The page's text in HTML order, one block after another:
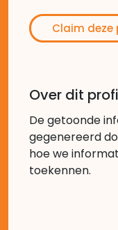
Claim deze
Over dit
De getoonde
gegenereerd
hoe we
toekennen.